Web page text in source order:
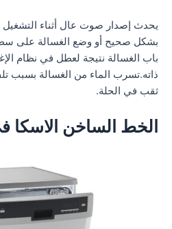
يحدث إصدار صوت عال أثناء التشغيل
بشكل صحيح أو وضع الغسالة على
باب الغسالة نتيجة لعطل في نظام
ذاته.تسرب الماء من الغسالة بسبب
ثقب في الحلة.
الخط الساخن الاسكا